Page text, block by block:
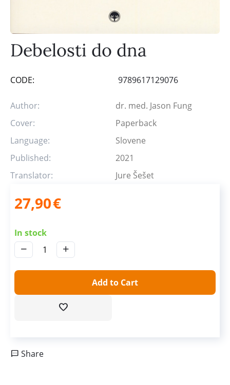
Debelosti do dna
CODE: 9789617129076
Author:
dr. med. Jason Fung
Cover:
Paperback
Language:
Slovene
Published:
2021
Translator:
Jure Šešet
27,90€
In stock
+
−
Add to Cart
Share